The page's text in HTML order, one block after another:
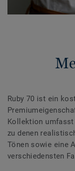
Ruby 70 ist ein
Kollektion umfasst
zu denen
Tönen sowie eine
verschiedensten